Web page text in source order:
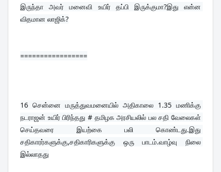
இருந்தா அவர் மனைவி உயிர் தப்பி இருக்குமா?இது என்ன
விதமான லாஜிக்?
=================
16 சென்னை மருத்துவமனையில் அதிகாலை 1.35 மணிக்கு
நடராஜன் உயிர் பிரிந்தது # தமிழக அரசியலில் பல சதி வேலைகள்
செய்தவரை இயற்கை பலி கொண்டது.இது
சதிகாரர்களுக்கு,சதிகாரிகளுக்கு ஒரு பாடம்.வாழ்வு நிலை
இல்லாதது